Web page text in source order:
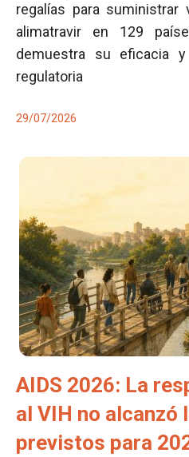
regalías para suministrar
alimatravir en 129
demuestra su eficacia
regulatoria
29/07/2026
AIDS 2026: La
al VIH no alcanzó
previstos para